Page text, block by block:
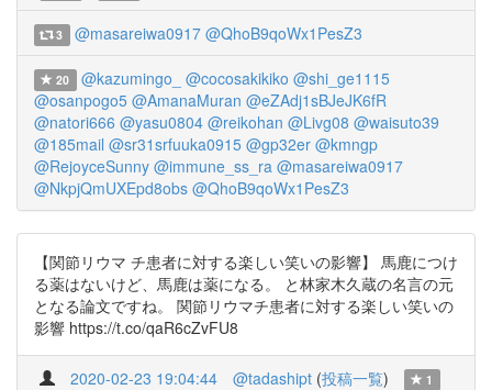
3 @masareiwa0917 @QhoB9qoWx1PesZ3
20 @kazumingo_ @cocosakikiko @shi_ge1115
@osanpogo5 @AmanaMuran @eZAdj1sBJeJK6fR
@natori666 @yasu0804 @reikohan @Livg08 @waisuto39
@185mail @sr31srfuuka0915 @gp32er @kmngp
@RejoyceSunny @immune_ss_ra @masareiwa0917
@NkpjQmUXEpd8obs @QhoB9qoWx1PesZ3
【関節リウマ チ患者に対する楽しい笑いの影響】 馬鹿につけ
る薬はないけど、馬鹿は薬になる。 と林家木久蔵の名言の元
となる論文ですね。 関節リウマチ患者に対する楽しい笑いの
影響 https://t.co/qaR6cZvFU8
2020-02-23 19:04:44 @tadashipt (投稿一覧) 1